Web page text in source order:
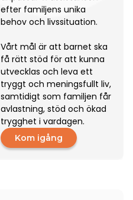
efter familjens unika
behov och livssituation.
Vårt mål är att barnet ska
få rätt stöd för att kunna
utvecklas och leva ett
tryggt och meningsfullt liv,
samtidigt som familjen får
avlastning, stöd och ökad
trygghet i vardagen.
Kom igång